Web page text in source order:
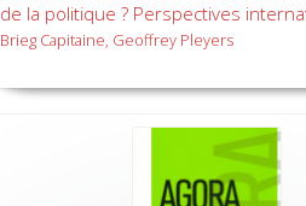
de la politique ? Perspectives
Brieg Capitaine, Geoffrey Pleyers